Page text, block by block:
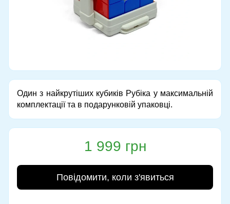
Один з найкрутіших кубиків Рубіка у максимальній
комплектації та в подарунковій упаковці.
1 999 грн
Повідомити, коли з'явиться